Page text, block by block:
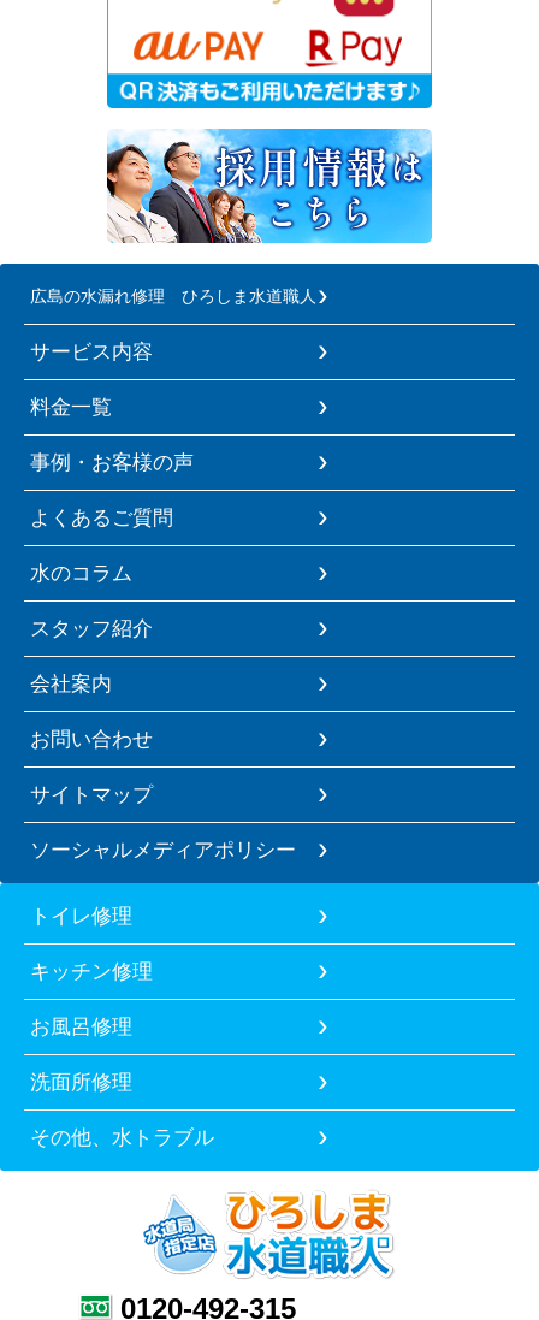
広島の水漏れ修理 ひろしま水道職人
サービス内容
料金一覧
事例・お客様の声
よくあるご質問
水のコラム
スタッフ紹介
会社案内
お問い合わせ
サイトマップ
ソーシャルメディアポリシー
トイレ修理
キッチン修理
お風呂修理
洗面所修理
その他、水トラブル
0120-492-315